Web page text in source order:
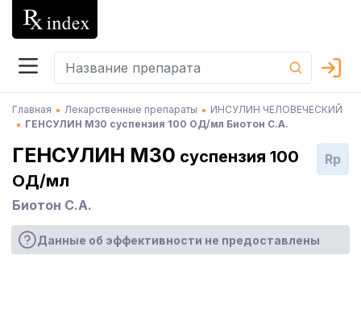
Главная Лекарственные препараты
ИНСУЛИН ЧЕЛОВЕЧЕСКИЙ
ГЕНСУЛИН М30 суспензия 100 ОД/мл Биотон С.А.
ГЕНСУЛИН М30 суспензия 100
ОД/мл
Биотон С.А.
Rp
Данные об эффективности не предоставлены